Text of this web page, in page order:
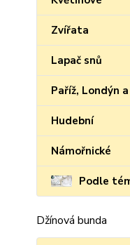
Zvířata
Lapač snů
Paříž, Londýn
Hudební
Námořnické
Podle
Džínová bunda